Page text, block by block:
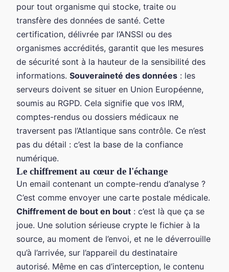
pour tout organisme qui stocke, traite ou
transfère des données de santé. Cette
certification, délivrée par l’ANSSI ou des
organismes accrédités, garantit que les mesures
de sécurité sont à la hauteur de la sensibilité des
informations. Souveraineté des données : les
serveurs doivent se situer en Union Européenne,
soumis au RGPD. Cela signifie que vos IRM,
comptes-rendus ou dossiers médicaux ne
traversent pas l’Atlantique sans contrôle. Ce n’est
pas du détail : c’est la base de la confiance
numérique.
Le chiffrement au cœur de l'échange
Un email contenant un compte-rendu d’analyse ?
C’est comme envoyer une carte postale médicale.
Chiffrement de bout en bout : c’est là que ça se
joue. Une solution sérieuse crypte le fichier à la
source, au moment de l’envoi, et ne le déverrouille
qu’à l’arrivée, sur l’appareil du destinataire
autorisé. Même en cas d’interception, le contenu